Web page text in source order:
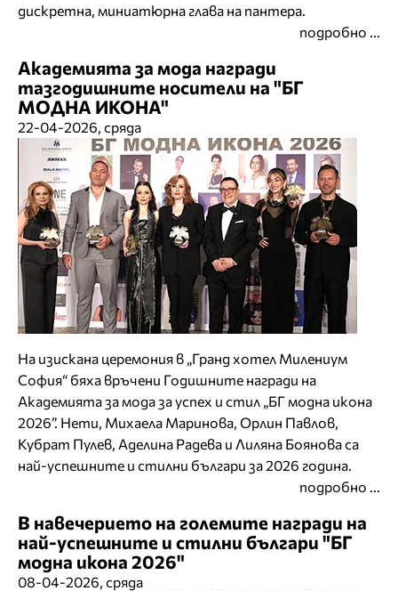
дискретна, миниатюрна глава на пантера.
подробно ...
Академията за мода награди
тазгодишните носители на "БГ
МОДНА ИКОНА"
22-04-2026, сряда
На изискана церемония в „Гранд хотел Милениум
София“ бяха връчени Годишните награди на
Академията за мода за успех и стил „БГ модна икона
2026”. Нети, Михаела Маринова, Орлин Павлов,
Кубрат Пулев, Аделина Радева и Лиляна Боянова са
най-успешните и стилни българи за 2026 година.
подробно ...
В навечерието на големите награди на
най-успешните и стилни българи "БГ
модна икона 2026"
08-04-2026, сряда